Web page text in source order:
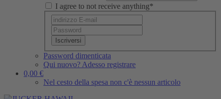
I agree to not receive anything*
Iscriversi
Password dimenticata
Qui nuovo? Adesso registrare
0,00 €
Nel cesto della spesa non c'è nessun articolo